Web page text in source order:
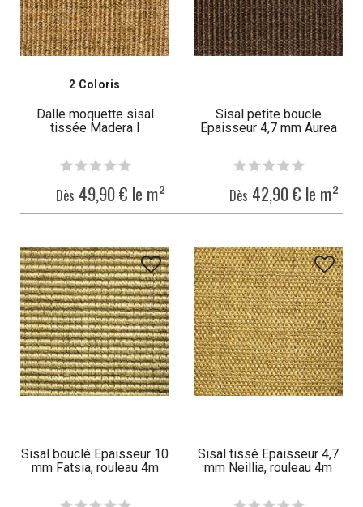
2 Coloris
Dalle moquette sisal
tissée Madera I
Dès 49,90 € le m²
Sisal petite boucle
Epaisseur 4,7 mm Aurea
Dès 42,90 € le m²
Sisal bouclé Epaisseur 10
mm Fatsia, rouleau 4m
Sisal tissé Epaisseur 4,7
mm Neillia, rouleau 4m